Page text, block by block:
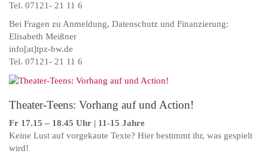
Tel. 07121- 21 11 6
Bei Fragen zu Anmeldung, Datenschutz und Finanzierung:
Elisabeth Meißner
info[at]tpz-bw.de
Tel. 07121- 21 11 6
Theater-Teens: Vorhang auf und Action!
Fr 17.15 – 18.45 Uhr | 11-15 Jahre
Keine Lust auf vorgekaute Texte? Hier bestimmt ihr, was gespielt
wird!